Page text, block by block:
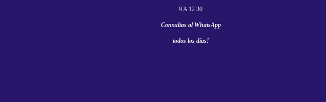
9 A 12.30
Consultas al WhatsApp
todos los días!